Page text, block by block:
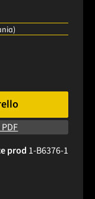
desiderata o usa i
prod 1-B6376-1